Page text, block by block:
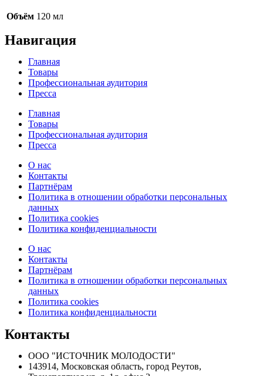
Объём 120 мл
Навигация
Главная
Товары
Профессиональная аудитория
Пресса
Главная
Товары
Профессиональная аудитория
Пресса
О нас
Контакты
Партнёрам
Политика в отношении обработки персональных
данных
Политика cookies
Политика конфиденциальности
О нас
Контакты
Партнёрам
Политика в отношении обработки персональных
данных
Политика cookies
Политика конфиденциальности
Контакты
ООО "ИСТОЧНИК МОЛОДОСТИ"
143914, Московская область, город Реутов,